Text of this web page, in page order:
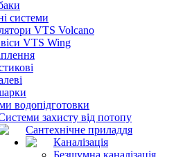
системи
VTS Volcano
VTS Wing
водопідготовки
захисту від потопу
Сантехнічне приладдя
Каналізація
Безшумна каналізація